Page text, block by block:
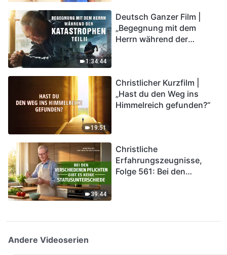
1:34:44
Deutsch Ganzer Film |
„Begegnung mit dem
Herrn während der
in das Königreich Gottes
eintreten?
19:51
Christlicher Kurzfilm |
„Hast du den Weg ins
Himmelreich gefunden?“
39:44
Christliche
Erfahrungszeugnisse,
Folge 561: Bei den
Andere Videoserien